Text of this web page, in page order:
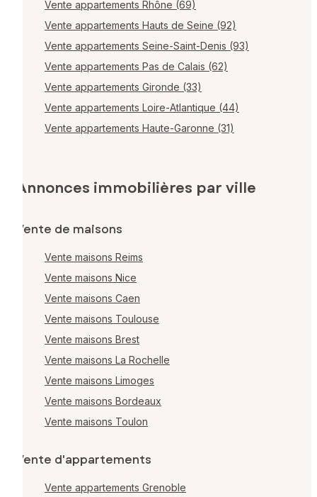
Vente appartements Rhône (69)
Vente appartements Hauts de Seine (92)
Vente appartements Seine-Saint-Denis (93)
Vente appartements Pas de Calais (62)
Vente appartements Gironde (33)
Vente appartements Loire-Atlantique (44)
Vente appartements Haute-Garonne (31)
Annonces immobilières par ville
Vente de maisons
Vente maisons Reims
Vente maisons Nice
Vente maisons Caen
Vente maisons Toulouse
Vente maisons Brest
Vente maisons La Rochelle
Vente maisons Limoges
Vente maisons Bordeaux
Vente maisons Toulon
Vente d'appartements
Vente appartements Grenoble